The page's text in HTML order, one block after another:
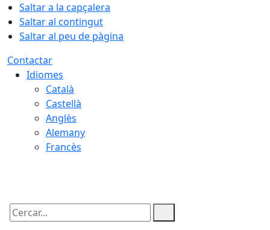
Saltar a la capçalera
Saltar al contingut
Saltar al peu de pàgina
Contactar
Idiomes
Català
Castellà
Anglès
Alemany
Francès
Cercar: